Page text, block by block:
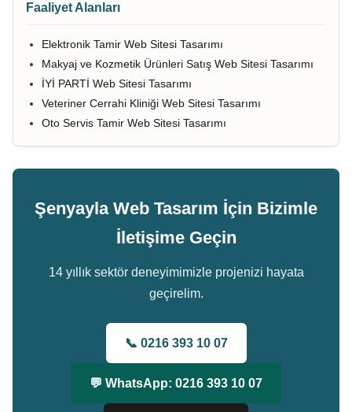
Faaliyet Alanları
Elektronik Tamir Web Sitesi Tasarımı
Makyaj ve Kozmetik Ürünleri Satış Web Sitesi Tasarımı
İYİ PARTİ Web Sitesi Tasarımı
Veteriner Cerrahi Kliniği Web Sitesi Tasarımı
Oto Servis Tamir Web Sitesi Tasarımı
Şenyayla Web Tasarım İçin Bizimle
İletişime Geçin
14 yıllık sektör deneyimimizle projenizi hayata
geçirelim.
📞 0216 393 10 07
💬 WhatsApp: 0216 393 10 07